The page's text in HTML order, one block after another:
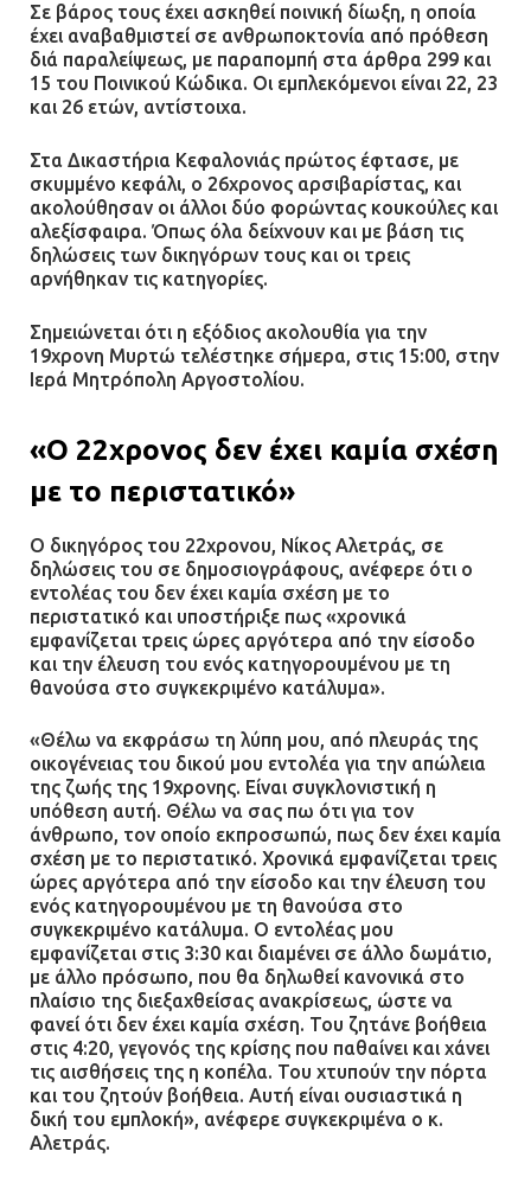
Σε βάρος τους έχει ασκηθεί ποινική δίωξη, η οποία
έχει αναβαθμιστεί σε ανθρωποκτονία από πρόθεση
διά παραλείψεως, με παραπομπή στα άρθρα 299 και
15 του Ποινικού Κώδικα. Οι εμπλεκόμενοι είναι 22, 23
και 26 ετών, αντίστοιχα.
Στα Δικαστήρια Κεφαλονιάς πρώτος έφτασε, με
σκυμμένο κεφάλι, ο 26χρονος αρσιβαρίστας, και
ακολούθησαν οι άλλοι δύο φορώντας κουκούλες και
αλεξίσφαιρα. Όπως όλα δείχνουν και με βάση τις
δηλώσεις των δικηγόρων τους και οι τρεις
αρνήθηκαν τις κατηγορίες.
Σημειώνεται ότι η εξόδιος ακολουθία για την
19χρονη Μυρτώ τελέστηκε σήμερα, στις 15:00, στην
Ιερά Μητρόπολη Αργοστολίου.
«Ο 22χρονος δεν έχει καμία σχέση
με το περιστατικό»
Ο δικηγόρος του 22χρονου, Νίκος Αλετράς, σε
δηλώσεις του σε δημοσιογράφους, ανέφερε ότι ο
εντολέας του δεν έχει καμία σχέση με το
περιστατικό και υποστήριξε πως «χρονικά
εμφανίζεται τρεις ώρες αργότερα από την είσοδο
και την έλευση του ενός κατηγορουμένου με τη
θανούσα στο συγκεκριμένο κατάλυμα».
«Θέλω να εκφράσω τη λύπη μου, από πλευράς της
οικογένειας του δικού μου εντολέα για την απώλεια
της ζωής της 19χρονης. Είναι συγκλονιστική η
υπόθεση αυτή. Θέλω να σας πω ότι για τον
άνθρωπο, τον οποίο εκπροσωπώ, πως δεν έχει καμία
σχέση με το περιστατικό. Χρονικά εμφανίζεται τρεις
ώρες αργότερα από την είσοδο και την έλευση του
ενός κατηγορουμένου με τη θανούσα στο
συγκεκριμένο κατάλυμα. Ο εντολέας μου
εμφανίζεται στις 3:30 και διαμένει σε άλλο δωμάτιο,
με άλλο πρόσωπο, που θα δηλωθεί κανονικά στο
πλαίσιο της διεξαχθείσας ανακρίσεως, ώστε να
φανεί ότι δεν έχει καμία σχέση. Του ζητάνε βοήθεια
στις 4:20, γεγονός της κρίσης που παθαίνει και χάνει
τις αισθήσεις της η κοπέλα. Του χτυπούν την πόρτα
και του ζητούν βοήθεια. Αυτή είναι ουσιαστικά η
δική του εμπλοκή», ανέφερε συγκεκριμένα ο κ.
Αλετράς.